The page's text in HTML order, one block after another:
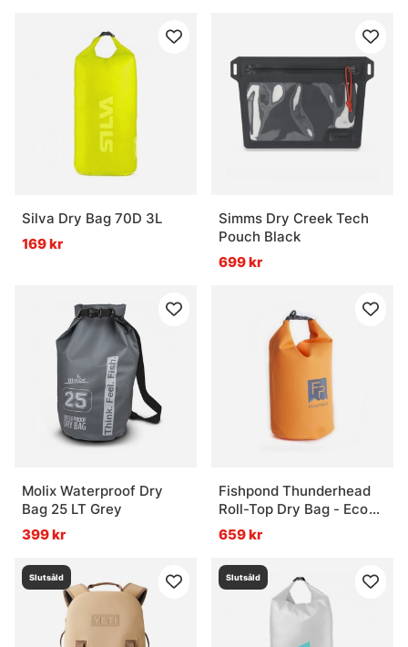
Silva Dry Bag 70D 3L
169 kr
Simms Dry Creek Tech
Pouch Black
699 kr
Molix Waterproof Dry
Bag 25 LT Grey
399 kr
Fishpond Thunderhead
Roll-Top Dry Bag - Eco
Cutthroat Orange
659 kr
Slutsåld Slutsåld